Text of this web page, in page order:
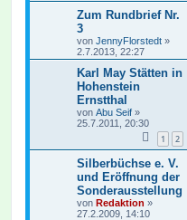
Zum Rundbrief Nr.
3
von JennyFlorstedt »
2.7.2013, 22:27
Karl May Stätten in
Hohenstein
Ernstthal
von Abu Seif »
25.7.2011, 20:30
1 2
Silberbüchse e. V.
und Eröffnung der
Sonderausstellung
von Redaktion »
27.2.2009, 14:10